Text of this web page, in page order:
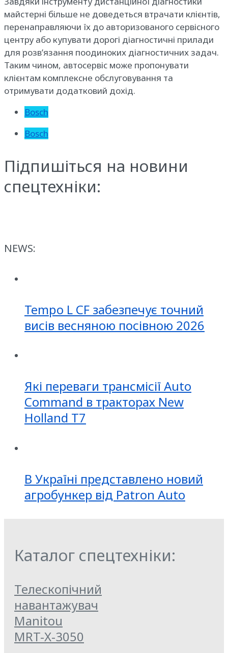
майстерні більше не доведеться втрачати клієнтів,
перенаправляючи їх до авторизованого сервісного
центру або купувати дорогі діагностичні прилади
для розв’язання поодиноких діагностичних задач.
Таким чином, автосервіс може пропонувати
клієнтам комплексне обслуговування та
отримувати додатковий дохід.
Bosch
Bosch
Підпишіться на новини
спецтехніки:
NEWS:
Tempo L CF забезпечує точний
висів весняною посівною 2026
Які переваги трансмісії Auto
Command в тракторах New
Holland T7
В Україні представлено новий
агробункер від Patron Auto
Каталог спецтехніки:
Телескопічний
навантажувач
Manitou
MRT-X-3050